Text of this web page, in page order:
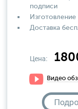
подписи
Изготовление
Доставка
Цена:
Видео